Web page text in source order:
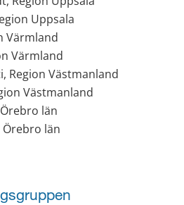
Uppsala
Värmland
Värmland
Region Västmanland
Västmanland
län
Örebro län